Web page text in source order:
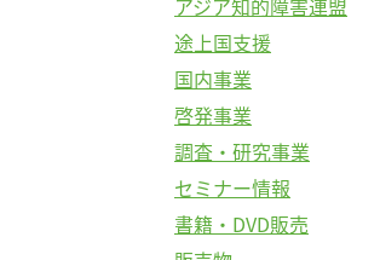
アジア知的障害連盟
途上国支援
国内事業
啓発事業
調査・研究事業
セミナー情報
書籍・DVD販売